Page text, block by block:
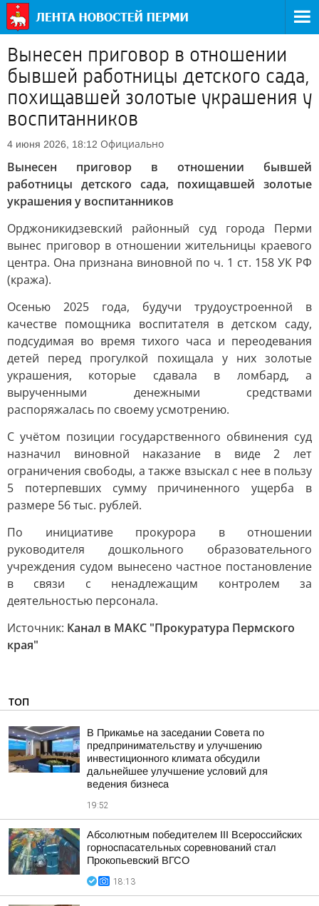
Вынесен приговор в отношении
бывшей работницы детского сада,
похищавшей золотые украшения у
воспитанников
4 июня 2026, 18:12 Официально
Вынесен приговор в отношении бывшей
работницы детского сада, похищавшей золотые
украшения у воспитанников
Орджоникидзевский районный суд города Перми
вынес приговор в отношении жительницы краевого
центра. Она признана виновной по ч. 1 ст. 158 УК РФ
(кража).
Осенью 2025 года, будучи трудоустроенной в
качестве помощника воспитателя в детском саду,
подсудимая во время тихого часа и переодевания
детей перед прогулкой похищала у них золотые
украшения, которые сдавала в ломбард, а
вырученными денежными средствами
распоряжалась по своему усмотрению.
С учётом позиции государственного обвинения суд
назначил виновной наказание в виде 2 лет
ограничения свободы, а также взыскал с нее в пользу
5 потерпевших сумму причиненного ущерба в
размере 56 тыс. рублей.
По инициативе прокурора в отношении
руководителя дошкольного образовательного
учреждения судом вынесено частное постановление
в связи с ненадлежащим контролем за
деятельностью персонала.
Источник: Канал в МАКС "Прокуратура Пермского
края"
ТОП
В Прикамье на заседании Совета по
предпринимательству и улучшению
инвестиционного климата обсудили
дальнейшее улучшение условий для
ведения бизнеса
19:52
Абсолютным победителем III Всероссийских
горноспасательных соревнований стал
Прокопьевский ВГСО
18:13